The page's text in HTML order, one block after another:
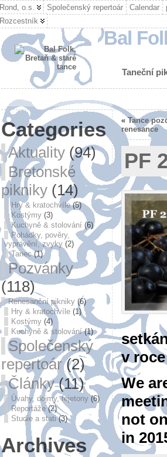
Rond, o.s. Společenský repertoár Calendar
Rozcestník
Bal
Taneční
Categories
Aktuality(94)
Bretonské
pikniky(14)
Hry & kratochvíle(5)
Kostýmy(3)
Kuchyně & stolování(6)
Pohádky, pověry,
vyprávění, zvyky(2)
Tanec(1)
Pozvánky
(118)
Renesanční pikniky(6)
Hry & kratochvíle(1)
Kostýmy(4)
Kuchyně & stolování(1)
Společenský
repertoár(2)
Články(11)
Úvahy, dojmy, fejetony (6)
Reportáže(2)
Studie a stati(3)
Archives
«Tance
renesance
PF
v
We
not
in